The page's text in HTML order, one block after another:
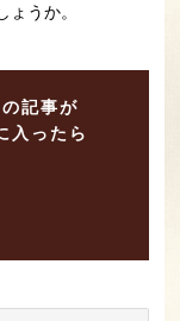
うか。
の記事が
入ったら